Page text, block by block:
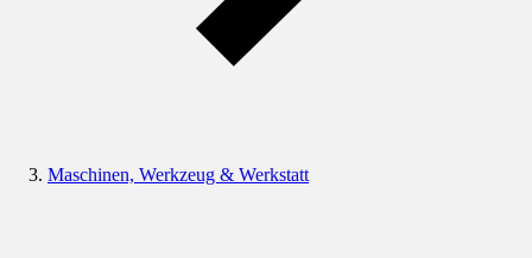
Maschinen, Werkzeug & Werkstatt